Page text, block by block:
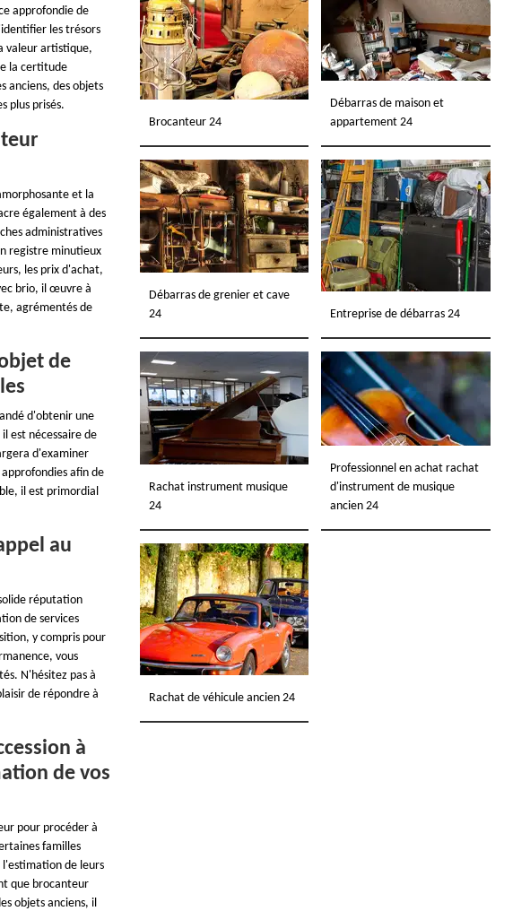
approfondie de
les trésors
valeur artistique,
la certitude
anciens, des objets
plus prisés.
et la
également à des
administratives
registre minutieux
les prix d'achat,
brio, il œuvre à
agrémentés de
de
d'obtenir une
est nécessaire de
d'examiner
afin de
il est primordial
au
réputation
de services
y compris pour
vous
N'hésitez pas à
de répondre à
à
de vos
pour procéder à
familles
de leurs
que brocanteur
objets anciens, il
Brocanteur 24
Débarras de maison et
appartement 24
Débarras de grenier et cave
24
Entreprise de débarras 24
Rachat instrument musique
24
Professionnel en achat rachat
d'instrument de musique
ancien 24
Rachat de véhicule ancien 24